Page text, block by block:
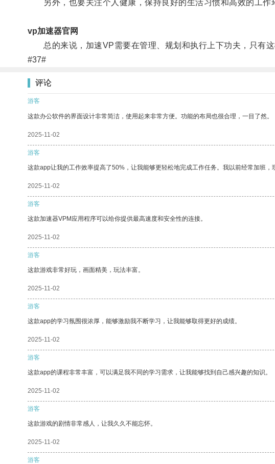
另外，也要关注个人健康，保持良好的生活习惯和高效的工作
vp加速器官网
总的来说，加速VP需要在管理、规划和执行上下功夫，只有这
#37#
评论
游客
这款办公软件的界面设计非常简洁，使用起来非常方便。功能的布局也很合理，一目了然。
2025-11-02
游客
这款app让我的工作效率提高了50%，让我能够更轻松地完成工作任务。我以前经常加班，
2025-11-02
游客
这款加速器VPM应用程序可以给你提供最高速度和安全性的连接。
2025-11-02
游客
这款游戏非常好玩，画面精美，玩法丰富。
2025-11-02
游客
这款app的学习氛围很浓厚，能够激励我不断学习，让我能够取得更好的成绩。
2025-11-02
游客
这款app的课程非常丰富，可以满足我不同的学习需求，让我能够找到自己感兴趣的知识。
2025-11-02
游客
这款游戏的剧情非常感人，让我久久不能忘怀。
2025-11-02
游客